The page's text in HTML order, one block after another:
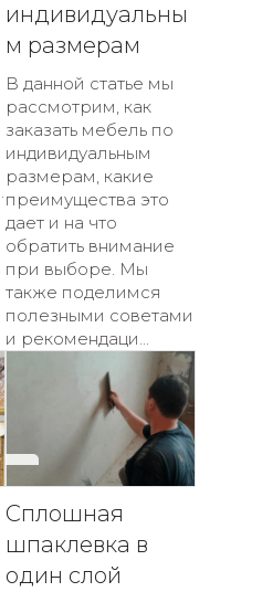
индивидуальны
м размерам
В данной статье мы
рассмотрим, как
заказать мебель по
индивидуальным
размерам, какие
преимущества это
дает и на что
обратить внимание
при выборе. Мы
также поделимся
полезными советами
и рекомендаци...
Сплошная
шпаклевка в
один слой